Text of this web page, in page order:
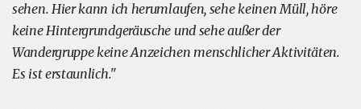
sehen. Hier kann ich herumlaufen, sehe keinen Müll, höre
keine Hintergrundgeräusche und sehe außer der
Wandergruppe keine Anzeichen menschlicher Aktivitäten.
Es ist erstaunlich."